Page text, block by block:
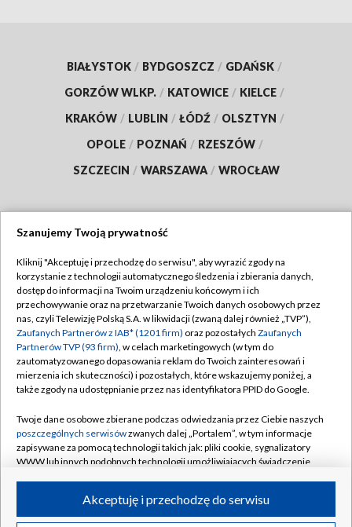
BIAŁYSTOK / BYDGOSZCZ / GDAŃSK /
GORZÓW WLKP. / KATOWICE / KIELCE /
KRAKÓW / LUBLIN / ŁÓDŹ / OLSZTYN /
OPOLE / POZNAŃ / RZESZÓW /
SZCZECIN / WARSZAWA / WROCŁAW
TVP
Abonament TVP
Emisja w TVP
Centrum informacji TVP
Naziemna Telewizja Cyfrowa
Rada Programowa
System NOS
Informacje o nadawcy
Program dla prasy
Regulamin TVP
Polityka prywatności
Moje zgody
Pomoc
Kontakt
Kanały
©2026 Telewizja Polska S.A. w likwidacji
Szanujemy Twoją prywatność
Kliknij "Akceptuję i przechodzę do serwisu", aby wyrazić zgody na
korzystanie z technologii automatycznego śledzenia i zbierania danych,
dostęp do informacji na Twoim urządzeniu końcowym i ich
przechowywanie oraz na przetwarzanie Twoich danych osobowych przez
nas, czyli Telewizję Polską S.A. w likwidacji (zwaną dalej również „TVP”),
Zaufanych Partnerów z IAB* (1201 firm) oraz pozostałych Zaufanych
Partnerów TVP (93 firm), w celach marketingowych (w tym do
zautomatyzowanego dopasowania reklam do Twoich zainteresowań i
mierzenia ich skuteczności) i pozostałych, które wskazujemy poniżej, a
także zgody na udostępnianie przez nas identyfikatora PPID do Google.
Twoje dane osobowe zbierane podczas odwiedzania przez Ciebie naszych
poszczególnych serwisówzwanych dalej „Portalem”, w tym informacje
zapisywane za pomocą technologii takich jak: pliki cookie, sygnalizatory
WWW lub innych podobnych technologii umożliwiających świadczenie
ruchu w Internecie.Akceptuję i przechodzę do serwisu